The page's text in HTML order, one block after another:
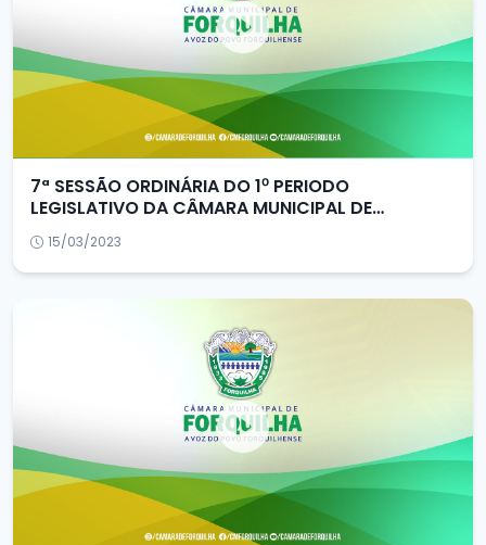
7ª SESSÃO ORDINÁRIA DO 1⁰ PERIODO
LEGISLATIVO DA CÂMARA MUNICIPAL DE
FORQUILHA/CE
15/03/2023